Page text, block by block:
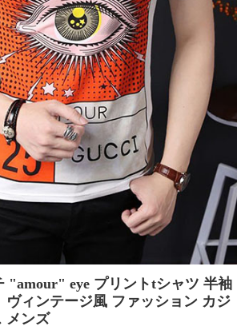
"amour" eye プリントtシャツ 半袖
ヴィンテージ風 ファッション カジ
メンズ